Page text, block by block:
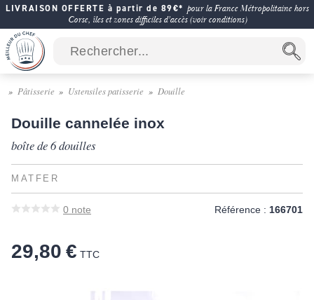
LIVRAISON OFFERTE à partir de 89€* pour la France Métropolitaine hors
Corse, îles et zones difficiles d'accès (voir conditions)
Pâtisserie Ustensiles patisserie Douille
Douille cannelée inox
boîte de 6 douilles
MATFER
0 note Référence : 166701
29,80 € TTC